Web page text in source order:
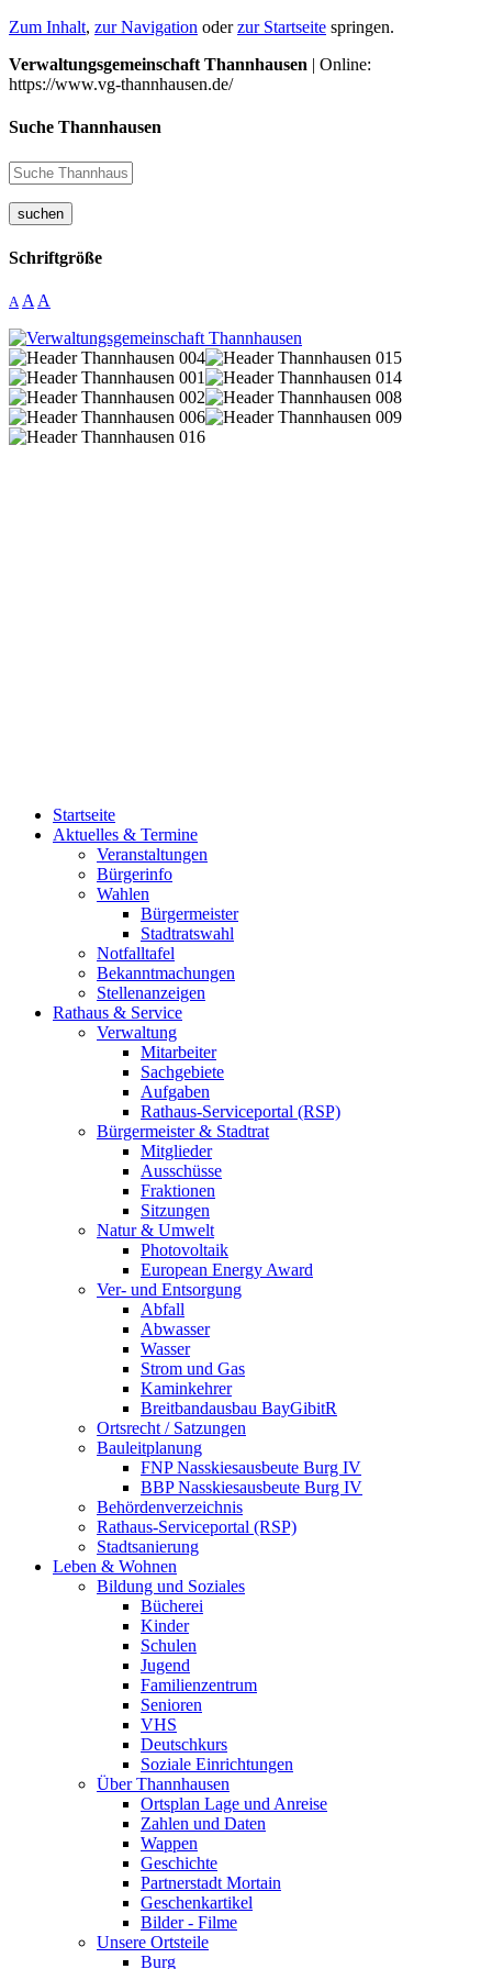
Zum Inhalt, zur Navigation oderzur Startseite springen.
Verwaltungsgemeinschaft Thannhausen | Online:
https://www.vg-thannhausen.de/
Suche Thannhausen
suchen
Schriftgröße
A A A
Startseite
Aktuelles & Termine
Veranstaltungen
Bürgerinfo
Wahlen
Bürgermeister
Stadtratswahl
Notfalltafel
Bekanntmachungen
Stellenanzeigen
Rathaus & Service
Verwaltung
Mitarbeiter
Sachgebiete
Aufgaben
Rathaus-Serviceportal (RSP)
Bürgermeister & Stadtrat
Mitglieder
Ausschüsse
Fraktionen
Sitzungen
Natur & Umwelt
Photovoltaik
European Energy Award
Ver- und Entsorgung
Abfall
Abwasser
Wasser
Strom und Gas
Kaminkehrer
Breitbandausbau BayGibitR
Ortsrecht / Satzungen
Bauleitplanung
FNP Nasskiesausbeute Burg IV
BBP Nasskiesausbeute Burg IV
Behördenverzeichnis
Rathaus-Serviceportal (RSP)
Stadtsanierung
Leben & Wohnen
Bildung und Soziales
Bücherei
Kinder
Schulen
Jugend
Familienzentrum
Senioren
VHS
Deutschkurs
Soziale Einrichtungen
Über Thannhausen
Ortsplan Lage und Anreise
Zahlen und Daten
Wappen
Geschichte
Partnerstadt Mortain
Geschenkartikel
Bilder - Filme
Unsere Ortsteile
Burg